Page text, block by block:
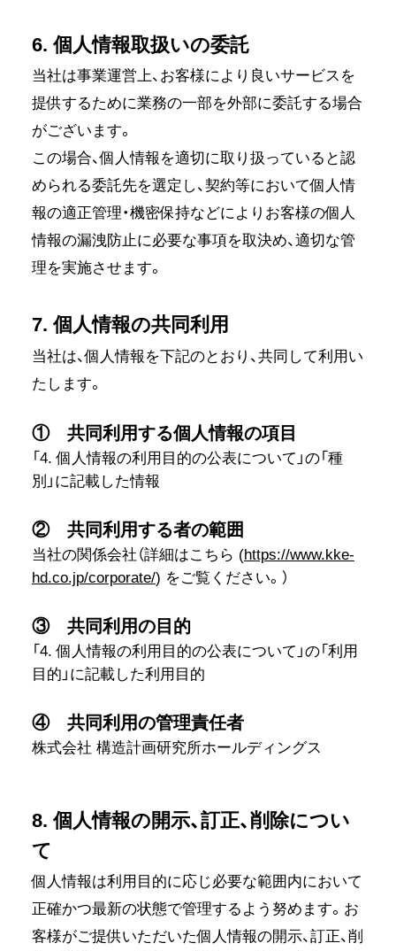
6. 個人情報取扱いの委託
当社は事業運営上、お客様により良いサービスを
提供するために業務の一部を外部に委託する場合
がございます。
この場合、個人情報を適切に取り扱っていると認
められる委託先を選定し、契約等において個人情
報の適正管理・機密保持などによりお客様の個人
情報の漏洩防止に必要な事項を取決め、適切な管
理を実施させます。
7. 個人情報の共同利用
当社は、個人情報を下記のとおり、共同して利用い
たします。
① 共同利用する個人情報の項目
「4. 個人情報の利用目的の公表について」の「種
別」に記載した情報
② 共同利用する者の範囲
当社の関係会社（詳細はこちら (https://www.kke-
hd.co.jp/corporate/) をご覧ください。）
③ 共同利用の目的
「4. 個人情報の利用目的の公表について」の「利用
目的」に記載した利用目的
④ 共同利用の管理責任者
株式会社 構造計画研究所ホールディングス
8. 個人情報の開示、訂正、削除につい
て
個人情報は利用目的に応じ必要な範囲内において
正確かつ最新の状態で管理するよう努めます。お
客様がご提供いただいた個人情報の開示、訂正、削